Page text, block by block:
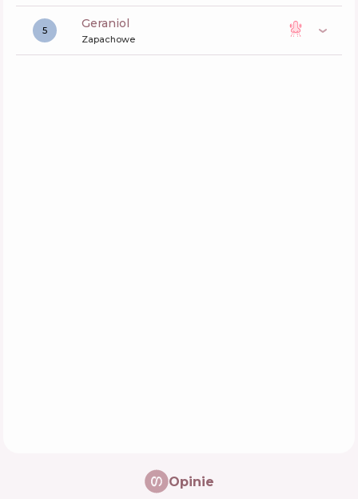
5 geraniol
Zapachowe
Opinie